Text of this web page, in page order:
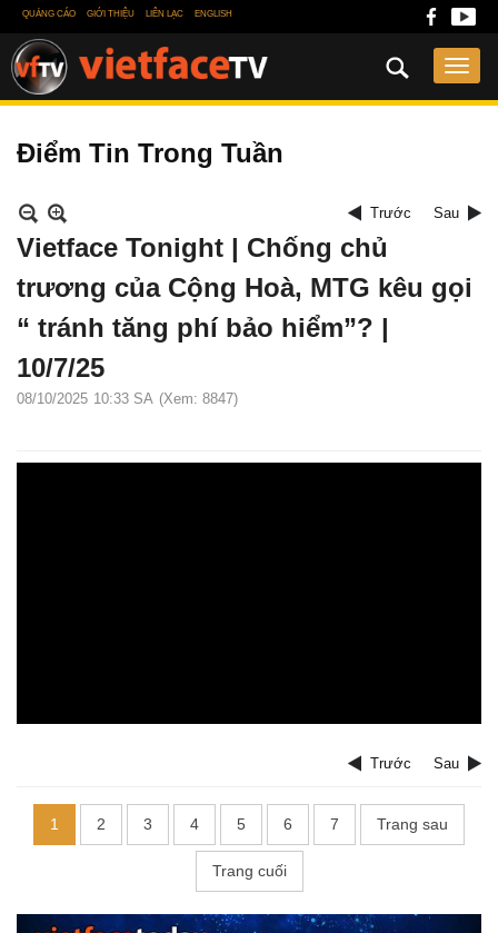
QUẢNG CÁO GIỚI THIỆU LIÊN LẠC ENGLISH
Điểm Tin Trong Tuần
Trước Sau
Vietface Tonight | Chống chủ
trương của Cộng Hoà, MTG kêu gọi
“ tránh tăng phí bảo hiểm”? |
10/7/25
08/10/2025 10:33 SA (Xem: 8847)
Trước Sau
1 2 3 4 5 6 7 Trang sau
Trang cuối